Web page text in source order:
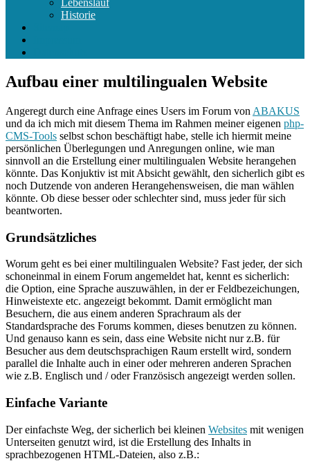
Lebenslauf
Historie
Aufbau einer multilingualen Website
Angeregt durch eine Anfrage eines Users im Forum von ABAKUS
und da ich mich mit diesem Thema im Rahmen meiner eigenen php-
CMS-Tools selbst schon beschäftigt habe, stelle ich hiermit meine
persönlichen Überlegungen und Anregungen online, wie man
sinnvoll an die Erstellung einer multilingualen Website herangehen
könnte. Das Konjuktiv ist mit Absicht gewählt, den sicherlich gibt es
noch Dutzende von anderen Herangehensweisen, die man wählen
könnte. Ob diese besser oder schlechter sind, muss jeder für sich
beantworten.
Grundsätzliches
Worum geht es bei einer multilingualen Website? Fast jeder, der sich
schoneinmal in einem Forum angemeldet hat, kennt es sicherlich:
die Option, eine Sprache auszuwählen, in der er Feldbezeichungen,
Hinweistexte etc. angezeigt bekommt. Damit ermöglicht man
Besuchern, die aus einem anderen Sprachraum als der
Standardsprache des Forums kommen, dieses benutzen zu können.
Und genauso kann es sein, dass eine Website nicht nur z.B. für
Besucher aus dem deutschsprachigen Raum erstellt wird, sondern
parallel die Inhalte auch in einer oder mehreren anderen Sprachen
wie z.B. Englisch und / oder Französisch angezeigt werden sollen.
Einfache Variante
Der einfachste Weg, der sicherlich bei kleinen Websites mit wenigen
Unterseiten genutzt wird, ist die Erstellung des Inhalts in
sprachbezogenen HTML-Dateien, also z.B.: